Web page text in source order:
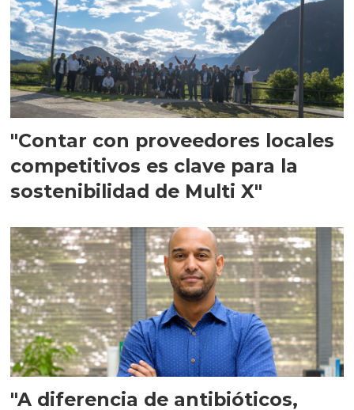
"Contar con proveedores locales
competitivos es clave para la
sostenibilidad de Multi X"
"A diferencia de antibióticos,